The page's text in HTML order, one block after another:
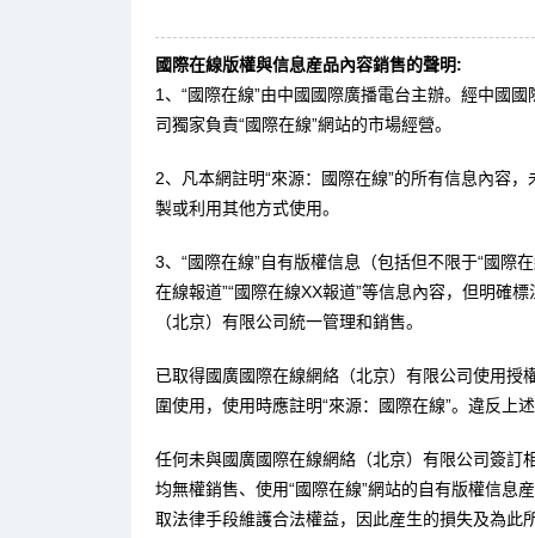
國際在線版權與信息産品內容銷售的聲明:
1、“國際在線”由中國國際廣播電台主辦。經中國
司獨家負責“國際在線”網站的市場經營。
2、凡本網註明“來源：國際在線”的所有信息內容
製或利用其他方式使用。
3、“國際在線”自有版權信息（包括但不限于“國際
在線報道”“國際在線XX報道”等信息內容，但明確
（北京）有限公司統一管理和銷售。
已取得國廣國際在線網絡（北京）有限公司使用
圍使用，使用時應註明“來源：國際在線”。違反上
任何未與國廣國際在線網絡（北京）有限公司簽訂
均無權銷售、使用“國際在線”網站的自有版權信息
取法律手段維護合法權益，因此産生的損失及為此